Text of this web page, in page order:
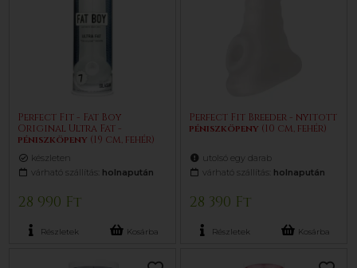
Perfect Fit - Fat Boy
Original Ultra Fat -
péniszköpeny (19 cm, fehér)
készleten
várható szállítás: holnapután
28 990 Ft
Részletek Kosárba
Perfect Fit Breeder - nyitott
péniszköpeny (10 cm, fehér)
utolsó egy darab
várható szállítás: holnapután
28 390 Ft
Részletek Kosárba